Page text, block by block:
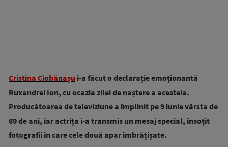
Cristina Ciobănașu i-a făcut o declarație emoționantă
Ruxandrei Ion, cu ocazia zilei de naștere a acesteia.
Producătoarea de televiziune a împlinit pe 9 iunie vârsta de
69 de ani, iar actrița i-a transmis un mesaj special, însoțit
fotografii în care cele două apar îmbrățișate.